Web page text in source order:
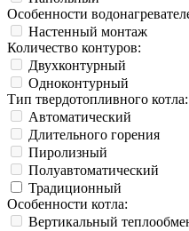
Особенности
Настенный монтаж
Количество контуров:
Двухконтурный
Одноконтурный
Тип твердотопливного котла:
Автоматический
Длительного горения
Пиролизный
Полуавтоматический
Традиционный
Особенности котла:
Вертикальный